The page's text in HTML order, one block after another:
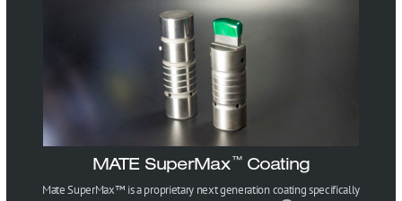
MATE SuperMax ™Coating
Mate SuperMax™ is a proprietary next generation coating specifically